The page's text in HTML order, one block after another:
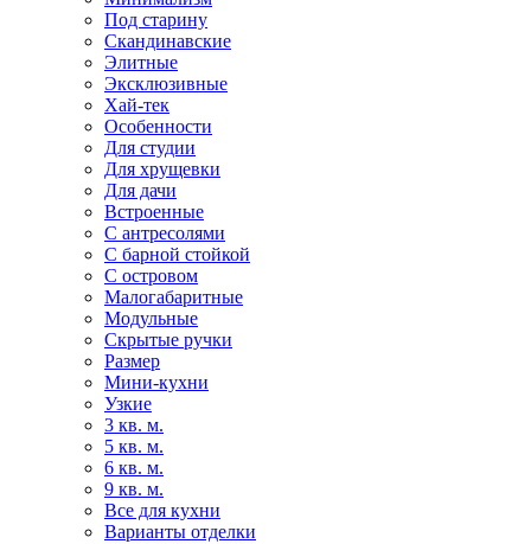
Под старину
Скандинавские
Элитные
Эксклюзивные
Хай-тек
Особенности
Для студии
Для хрущевки
Для дачи
Встроенные
С антресолями
С барной стойкой
С островом
Малогабаритные
Модульные
Скрытые ручки
Размер
Мини-кухни
Узкие
3 кв. м.
5 кв. м.
6 кв. м.
9 кв. м.
Все для кухни
Варианты отделки